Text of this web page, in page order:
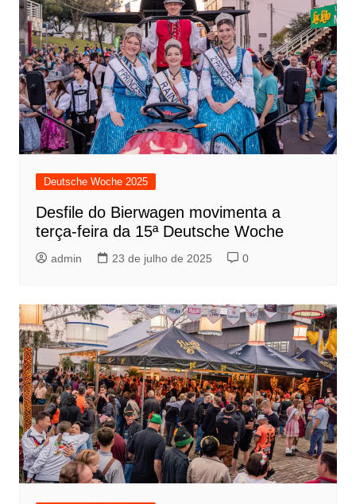
Deutsche Woche 2025
Desfile do Bierwagen movimenta a
terça-feira da 15ª Deutsche Woche
admin 23 de julho de 2025 0